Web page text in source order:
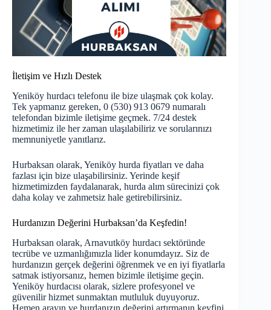
İletişim ve Hızlı Destek
Yeniköy hurdacı telefonu ile bize ulaşmak çok kolay.
Tek yapmanız gereken, 0 (530) 913 0679 numaralı
telefondan bizimle iletişime geçmek. 7/24 destek
hizmetimiz ile her zaman ulaşılabiliriz ve sorularınızı
memnuniyetle yanıtlarız.
Hurbaksan olarak, Yeniköy hurda fiyatları ve daha
fazlası için bize ulaşabilirsiniz. Yerinde keşif
hizmetimizden faydalanarak, hurda alım sürecinizi çok
daha kolay ve zahmetsiz hale getirebilirsiniz.
Hurdanızın Değerini Hurbaksan’da Keşfedin!
Hurbaksan olarak, Arnavutköy hurdacı sektöründe
tecrübe ve uzmanlığımızla lider konumdayız. Siz de
hurdanızın gerçek değerini öğrenmek ve en iyi fiyatlarla
satmak istiyorsanız, hemen bizimle iletişime geçin.
Yeniköy hurdacısı olarak, sizlere profesyonel ve
güvenilir hizmet sunmaktan mutluluk duyuyoruz.
Hemen arayın ve hurdanızın değerini artırmanın keyfini